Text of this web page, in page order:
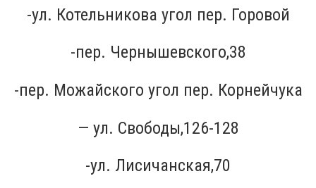
-ул. Котельникова угол пер. Горовой
-пер. Чернышевского,38
-пер. Можайского угол пер. Корнейчука
— ул. Свободы,126-128
-ул. Лисичанская,70